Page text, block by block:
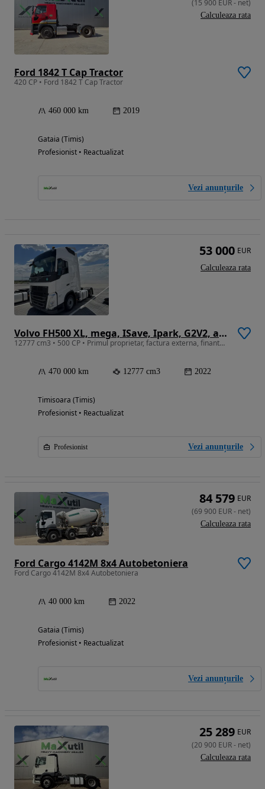
Ford 1842 T Cap Tractor
420 CP • Ford 1842 T Cap Tractor
460 000 km 2019
Gataia (Timis)
Profesionist • Reactualizat
Vezi anunțurile
(15 900 EUR- net)
Calculeaza rata
Volvo FH500 XL, mega, ISave, Ipark, G2V2, anvelope noi, finantare
12777 cm3 • 500 CP • Primul proprietar, factura externa, finantare.
470 000 km 12777 cm3 2022
Timisoara (Timis)
Profesionist • Reactualizat
Profesionist Vezi anunțurile
53 000 EUR
Calculeaza rata
Ford Cargo 4142M 8x4 Autobetoniera
Ford Cargo 4142M 8x4 Autobetoniera
40 000 km 2022
Gataia (Timis)
Profesionist • Reactualizat
Vezi anunțurile
84 579 EUR
(69 900 EUR- net)
Calculeaza rata
25 289 EUR
(20 900 EUR- net)
Calculeaza rata